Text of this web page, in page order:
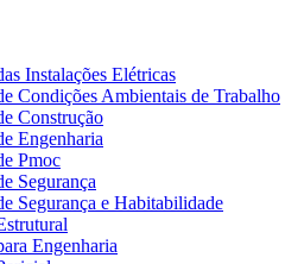
Instalações Elétricas
Condições Ambientais de Trabalho
Construção
Engenharia
Pmoc
Segurança
Segurança e Habitabilidade
Engenharia